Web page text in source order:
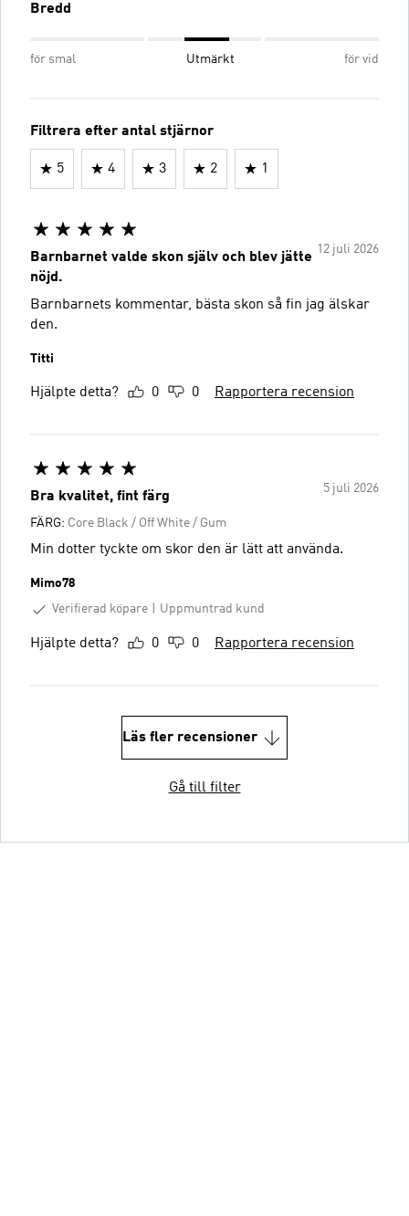
Bredd
för smal Utmärkt för vid
Filtrera efter antal stjärnor
5 4 3 2 1
12 juli 2026
Barnbarnet valde skon själv och blev jätte
nöjd.
Barnbarnets kommentar, bästa skon så fin jag älskar
den.
Titti
Hjälpte detta? 0 0 Rapportera recension
5 juli 2026
Bra kvalitet, fint färg
FÄRG: Core Black / Off White / Gum
Min dotter tyckte om skor den är lätt att använda.
Mimo78
Verifierad köpare
Uppmuntrad kund
Hjälpte detta? 0 0 Rapportera recension
Läs fler recensioner
Gå till filter